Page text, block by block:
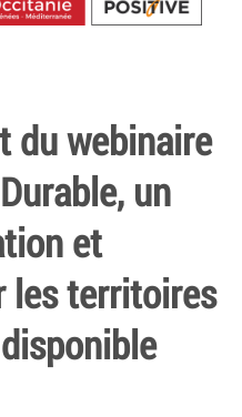
du webinaire
un
et
les territoires